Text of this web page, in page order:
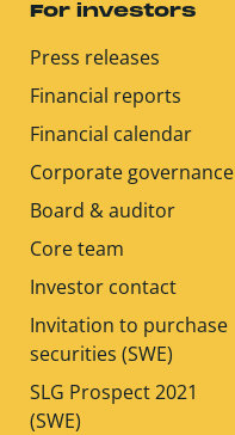
For investors
Press releases
Financial reports
Financial calendar
Corporate governance
Board & auditor
Core team
Investor contact
Invitation to purchase
securities (SWE)
SLG Prospect 2021
(SWE)